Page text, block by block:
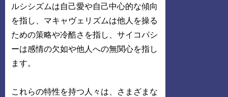
ルシシズムは自己愛や自己中心的な傾向
を指し、マキャヴェリズムは他人を操る
ための策略や冷酷さを指し、サイコパシ
ーは感情の欠如や他人への無関心を指し
ます。
これらの特性を持つ人々は、さまざまな